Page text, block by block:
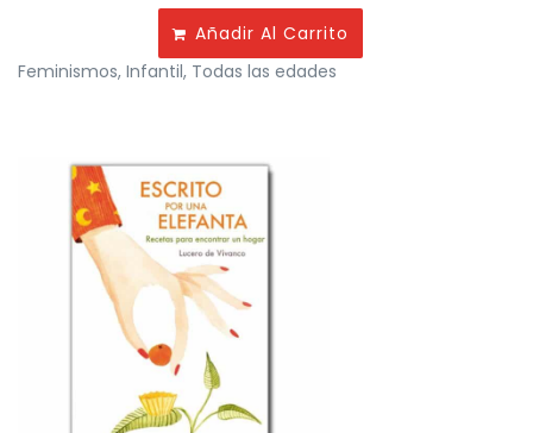
Añadir Al Carrito
Feminismos, Infantil, Todas las edades